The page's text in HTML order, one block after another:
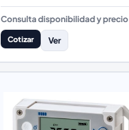
Consulta disponibilidad y precio
Cotizar Ver